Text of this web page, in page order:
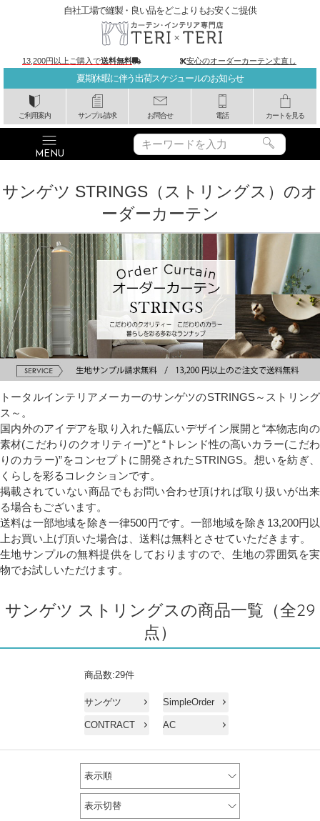
夏期休暇に伴う出荷スケジュールのお知らせ
ご利用案内 サンプル請求 お問合せ 電話 カートを見る
自社工場で縫製・良い品をどこよりもお安くご提供
13,200円以上ご購入で送料無料 安心のオーダーカーテン丈直し
サンゲツ STRINGS（ストリングス）のオ
ーダーカーテン
トータルインテリアメーカーのサンゲツのSTRINGS～ストリング
ス～。
国内外のアイデアを取り入れた幅広いデザイン展開と“本物志向の
素材(こだわりのクオリティー)”と“トレンド性の高いカラー(こだわ
りのカラー)”をコンセプトに開発されたSTRINGS。想いを紡ぎ、
くらしを彩るコレクションです。
掲載されていない商品でもお問い合わせ頂ければ取り扱いが出来
る場合もございます。
送料は一部地域を除き一律500円です。一部地域を除き13,200円以
上お買い上げ頂いた場合は、送料は無料とさせていただきます。
生地サンプルの無料提供をしておりますので、生地の雰囲気を実
物でお試しいただけます。
サンゲツ ストリングスの商品一覧（全29
点）
商品数:29件
サンゲツ SimpleOrder
CONTRACT AC
表示順
表示切替